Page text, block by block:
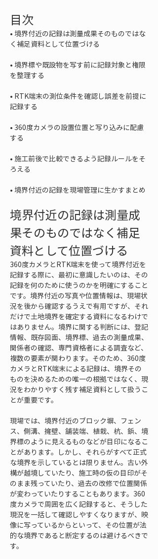
目次
• 境界付近の記録は測量成果そのものではな
• 境界標や既設物を写す前に記録対象と権限
• RTK端末の測位条件を確認し誤差を前提に
• 360度カメラの設置位置と写り込みに配慮
• 施工前後で比較できるよう記録ルールをそ
• 境界付近の記録を現場管理に生かすまとめ
境界付近の記録は測量成
果そのものではなく補足
資料として位置づける
360度カメラとRTK端末を使って境界付近を
記録する際に、最初に意識したいのは、その
記録を何のために使うのかを明確にすること
です。境界付近の写真や位置情報は、現場状
況を後から確認するうえで有用ですが、それ
だけで土地境界を確定する資料になるわけで
はありません。境界に関する判断には、登記
情報、既存図面、境界標、過去の測量成果、
関係者の確認、専門資格者による調査など、
複数の要素が関わります。そのため、360度
カメラとRTK端末による記録は、境界その
ものを決めるための唯一の根拠ではなく、現
況をわかりやすく残す補足資料として扱うこ
とが重要です。
現場では、境界付近のブロック塀、フェン
ス、側溝、擁壁、舗装端、植栽、杭、鋲、境
界標のように見えるものなどが目印になるこ
とがあります。しかし、それらがすべて正式
な境界を示しているとは限りません。古い外
構が越境していたり、施工時の仮の目印がそ
のまま残っていたり、過去の改修で位置関係
が変わっていたりすることもあります。360
度カメラで周囲を広く記録すると、そうした
現況を一括して確認しやすくなりますが、映
像に写っているからといって、その位置が法
的な境界であると断定するのは避けるべきで
す。